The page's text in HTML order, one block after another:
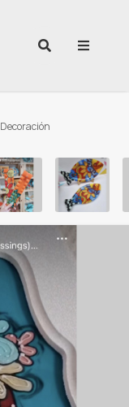
Decoración